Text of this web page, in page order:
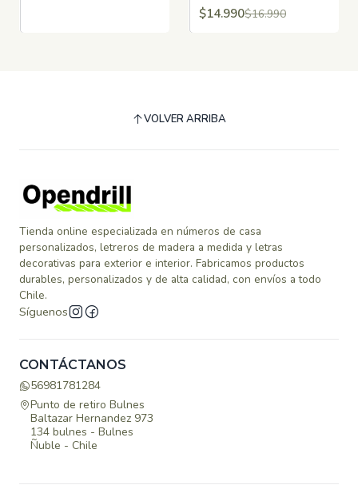
$14.990$16.990
VOLVER ARRIBA
Tienda online especializada en números de casa
personalizados, letreros de madera a medida y letras
decorativas para exterior e interior. Fabricamos productos
durables, personalizados y de alta calidad, con envíos a todo
Chile.
Síguenos
CONTÁCTANOS
56981781284
Punto de retiro Bulnes
Baltazar Hernandez 973
134 bulnes - Bulnes
Ñuble - Chile